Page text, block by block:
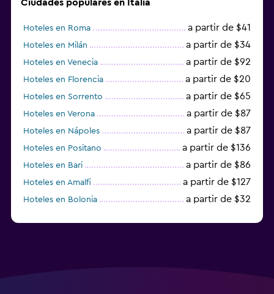
Ciudades populares en Italia
Hoteles en Roma a partir de $41
Hoteles en Milán a partir de $34
Hoteles en Venecia a partir de $92
Hoteles en Florencia a partir de $20
Hoteles en Sorrento a partir de $65
Hoteles en Verona a partir de $87
Hoteles en Nápoles a partir de $87
Hoteles en Positano a partir de $136
Hoteles en Bari a partir de $86
Hoteles en Amalfi a partir de $127
Hoteles en Bolonia a partir de $32